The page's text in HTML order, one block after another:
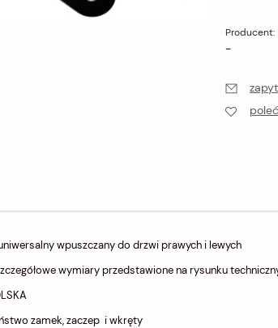
Producent:
-
wpuszczany do drzwi prawych i lewych
wymiary przedstawione na rysunku
zamek, zaczep i wkręty